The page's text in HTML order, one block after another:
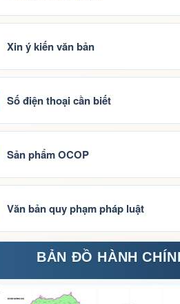
Xin ý kiến văn bản
Số điện thoại cần biết
Sản phẩm OCOP
Văn bản quy phạm pháp luật
BẢN ĐỒ HÀNH